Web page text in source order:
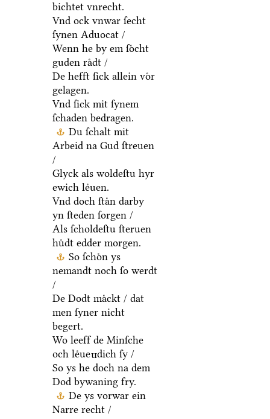
bichtet vnrecht.
Vnd ock vnwar ſecht
ſynen Aduocat /
Wenn he by em ſoͤcht
guden raͤdt /
De hefft ſick allein voͤr
gelagen.
Vnd ſick mit ſynem
ſchaden bedragen.
Du ſchalt mit
Arbeid na Gud ſtreuen
/
Glyck als woldeſtu hyr
ewich leͤuen.
Vnd doch ſtaͤn darby
yn ſteden ſorgen /
Als ſcholdeſtu ſteruen
huͤdt edder morgen.
So ſchoͤn ys
nemandt noch ſo werdt
/
De Dodt maͤckt / dat
men ſyner nicht
begert.
Wo leeff de Minſche
och leͤuendich ſy /
So ys he doch na dem
Dod bywaning fry.
De ys vorwar ein
Narre recht /